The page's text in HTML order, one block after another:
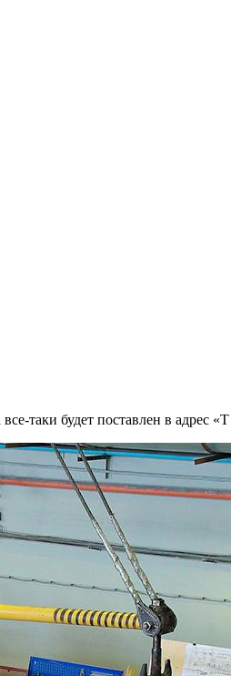
таки будет поставлен в адрес